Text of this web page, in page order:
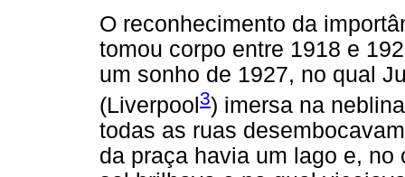
O reconhecimento da
tomou corpo entre 1918 e
um sonho de 1927, no qual
(Liverpool 3) imersa na
todas as ruas
da praça havia um lago e,